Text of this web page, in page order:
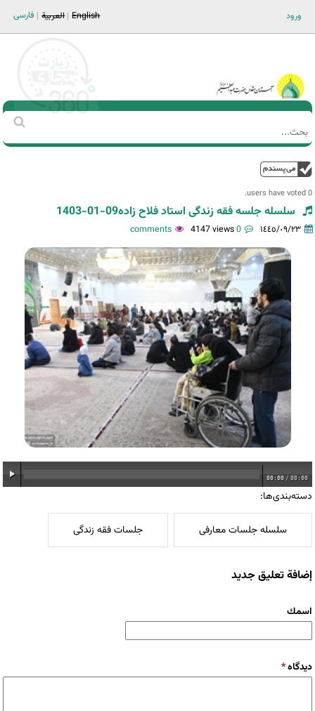
ورود فارسی العربية English
Main men-AR
استمارة
‏
0 users have voted.
سلسله جلسه فقه زندگی استاد فلاح زاده09-01-1403
١٤٤٥/٠٩/٢٣ 0 comments
4147 views
00:00 / 00:00
دسته‌بندی‌ها:
سلسله جلسات معارفی جلسات فقه زندگی
إضافة تعليق جديد
‏اسمك ‏
‏دیدگاه ‏*